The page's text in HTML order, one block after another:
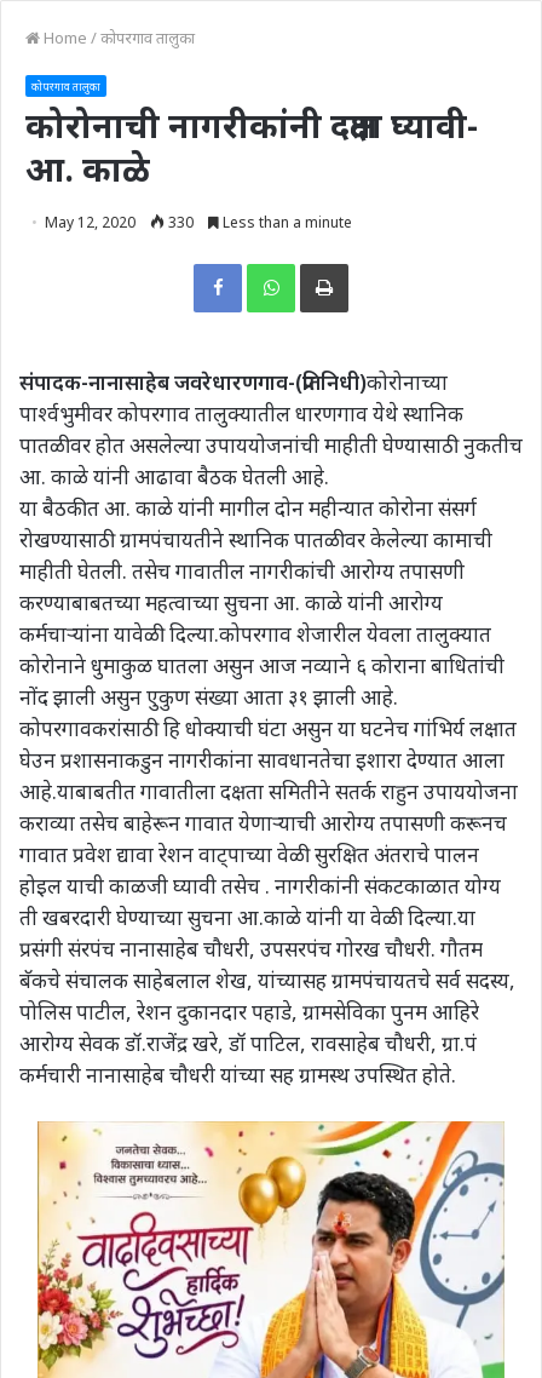
Home /कोपरगाव तालुका
कोपरगाव तालुका
कोरोनाची नागरीकांनी दक्षता घ्यावी-
आ. काळे
May 12, 2020 330 Less than a minute
Print
संपादक-नानासाहेब जवरेधारणगाव-(प्रतिनिधी)कोरोनाच्या
पार्श्वभुमीवर कोपरगाव तालुक्यातील धारणगाव येथे स्थानिक
पातळीवर होत असलेल्या उपाययोजनांची माहीती घेण्यासाठी नुकतीच
आ. काळे यांनी आढावा बैठक घेतली आहे.
या बैठकीत आ. काळे यांनी मागील दोन महीन्यात कोरोना संसर्ग
रोखण्यासाठी ग्रामपंचायतीने स्थानिक पातळीवर केलेल्या कामाची
माहीती घेतली. तसेच गावातील नागरीकांची आरोग्य तपासणी
करण्याबाबतच्या महत्वाच्या सुचना आ. काळे यांनी आरोग्य
कर्मचाऱ्यांना यावेळी दिल्या.कोपरगाव शेजारील येवला तालुक्यात
कोरोनाने धुमाकुळ घातला असुन आज नव्याने ६ कोराना बाधितांची
नोंद झाली असुन एुकुण संख्या आता ३१ झाली आहे.
कोपरगावकरांसाठी हि धोक्याची घंटा असुन या घटनेच गांभिर्य लक्षात
घेउन प्रशासनाकडुन नागरीकांना सावधानतेचा इशारा देण्यात आला
आहे.याबाबतीत गावातीला दक्षता समितीने सतर्क राहुन उपाययोजना
कराव्या तसेच बाहेरून गावात येणाऱ्याची आरोग्य तपासणी करूनच
गावात प्रवेश द्यावा रेशन वाट्पाच्या वेळी सुरक्षित अंतराचे पालन
होइल याची काळजी घ्यावी तसेच . नागरीकांनी संकटकाळात योग्य
ती खबरदारी घेण्याच्या सुचना आ.काळे यांनी या वेळी दिल्या.या
प्रसंगी संरपंच नानासाहेब चौधरी, उपसरपंच गोरख चौधरी. गौतम
बॅकचे संचालक साहेबलाल शेख, यांच्यासह ग्रामपंचायतचे सर्व सदस्य,
पोलिस पाटील, रेशन दुकानदार पहाडे, ग्रामसेविका पुनम आहिरे
आरोग्य सेवक डॉ.राजेंद्र खरे, डॉ पाटिल, रावसाहेब चौधरी, ग्रा.पं
कर्मचारी नानासाहेब चौधरी यांच्या सह ग्रामस्थ उपस्थित होते.